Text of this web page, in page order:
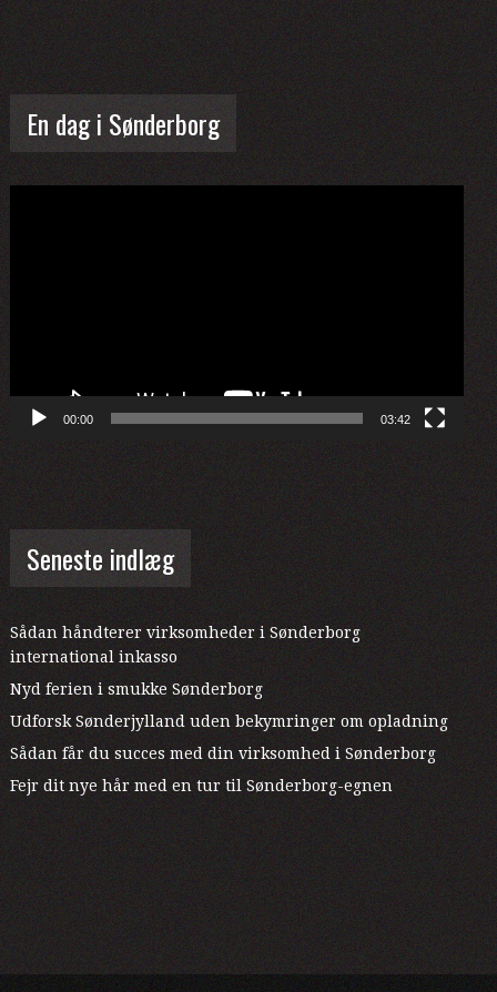
En dag i Sønderborg
00:00 03:42
Seneste indlæg
Sådan håndterer virksomheder i Sønderborg
international inkasso
Nyd ferien i smukke Sønderborg
Udforsk Sønderjylland uden bekymringer om opladning
Sådan får du succes med din virksomhed i Sønderborg
Fejr dit nye hår med en tur til Sønderborg-egnen